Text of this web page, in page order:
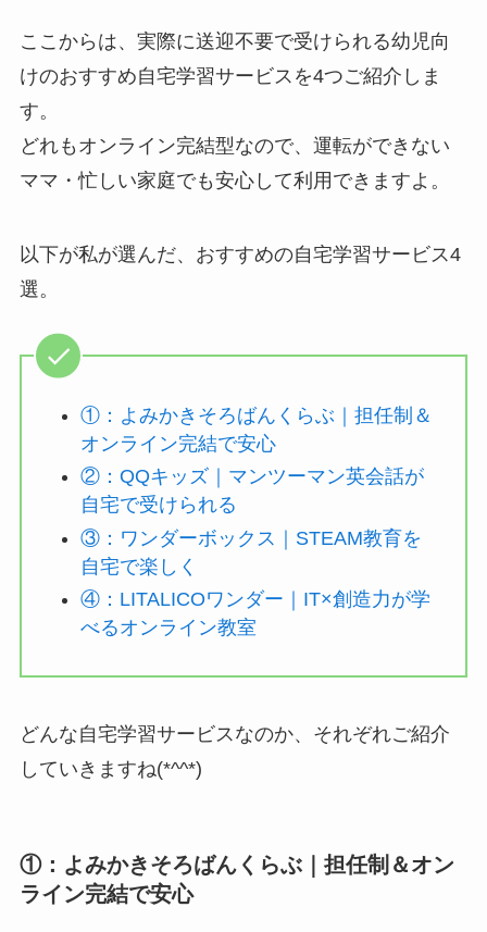
ここからは、実際に送迎不要で受けられる幼児向
けのおすすめ自宅学習サービスを4つご紹介しま
す。
どれもオンライン完結型なので、運転ができない
ママ・忙しい家庭でも安心して利用できますよ。
以下が私が選んだ、おすすめの自宅学習サービス4
選。
①：よみかきそろばんくらぶ｜担任制＆
オンライン完結で安心
②：QQキッズ｜マンツーマン英会話が
自宅で受けられる
③：ワンダーボックス｜STEAM教育を
自宅で楽しく
④：LITALICOワンダー｜IT×創造力が学
べるオンライン教室
どんな自宅学習サービスなのか、それぞれご紹介
していきますね(*^^*)
①：よみかきそろばんくらぶ｜担任制＆オン
ライン完結で安心